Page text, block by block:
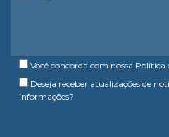
Você concorda com nossa Política
Deseja receber atualizações de
informações?